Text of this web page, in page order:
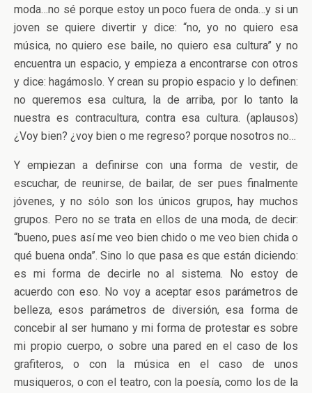
moda…no sé porque estoy un poco fuera de onda…y si un
joven se quiere divertir y dice: “no, yo no quiero esa
música, no quiero ese baile, no quiero esa cultura” y no
encuentra un espacio, y empieza a encontrarse con otros
y dice: hagámoslo. Y crean su propio espacio y lo definen:
no queremos esa cultura, la de arriba, por lo tanto la
nuestra es contracultura, contra esa cultura. (aplausos)
¿Voy bien? ¿voy bien o me regreso? porque nosotros no…
Y empiezan a definirse con una forma de vestir, de
escuchar, de reunirse, de bailar, de ser pues finalmente
jóvenes, y no sólo son los únicos grupos, hay muchos
grupos. Pero no se trata en ellos de una moda, de decir:
“bueno, pues así me veo bien chido o me veo bien chida o
qué buena onda”. Sino lo que pasa es que están diciendo:
es mi forma de decirle no al sistema. No estoy de
acuerdo con eso. No voy a aceptar esos parámetros de
belleza, esos parámetros de diversión, esa forma de
concebir al ser humano y mi forma de protestar es sobre
mi propio cuerpo, o sobre una pared en el caso de los
grafiteros, o con la música en el caso de unos
musiqueros, o con el teatro, con la poesía, como los de la